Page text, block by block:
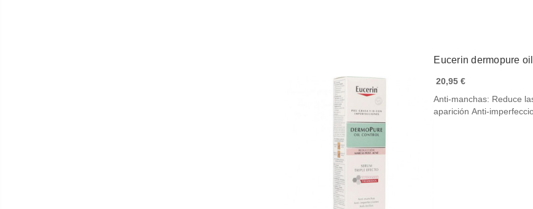
Eucerin dermopure
20,95 €
Anti-manchas: Reduce
aparición Anti-